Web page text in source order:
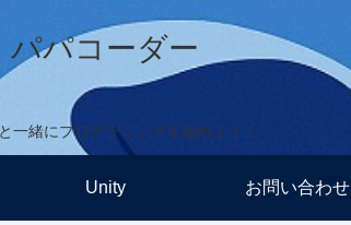
パパコーダー
一緒にプログラミングを始めよう！
Unity お問い合わせ